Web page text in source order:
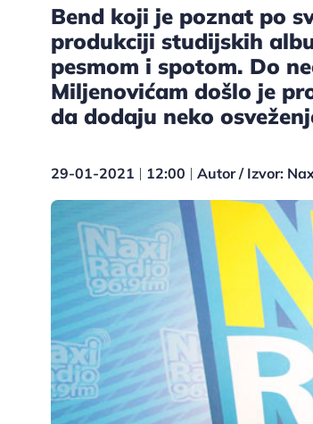
Bend koji je poznat po
produkciji studijskih
pesmom i spotom. Do
Miljenovićam došlo je
da dodaju neko
29-01-2021 12:00 Autor / Izvor: